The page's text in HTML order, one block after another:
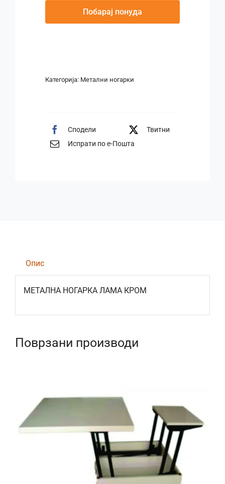
Побарај понуда
Категорија: Метални ногарки
Сподели
Твитни
Испрати по е-Пошта
Опис
МЕТАЛНА НОГАРКА ЛАМА КРОМ
Поврзани производи